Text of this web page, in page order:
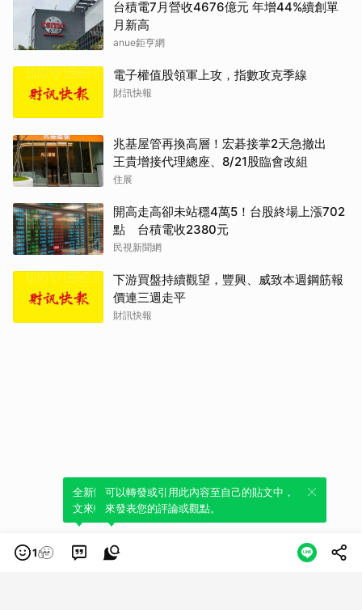
台積電7月營收4676億元 年增44%續創單
月新高
anue鉅亨網
電子權值股領軍上攻，指數攻克季線
財訊快報
兆基屋管再換高層！宏碁接掌2天急撤出
王貴增接代理總座、8/21股臨會改組
住展
開高走高卻未站穩4萬5！台股終場上漲702
點 台積電收2380元
民視新聞網
下游買盤持續觀望，豐興、威致本週鋼筋報
價連三週走平
財訊快報
1
全新體驗！一鍵引用此內容，透過發布貼
文來輕鬆表達個人立場。
可以轉發或引用此內容至自己的貼文中，
來發表您的評論或觀點。